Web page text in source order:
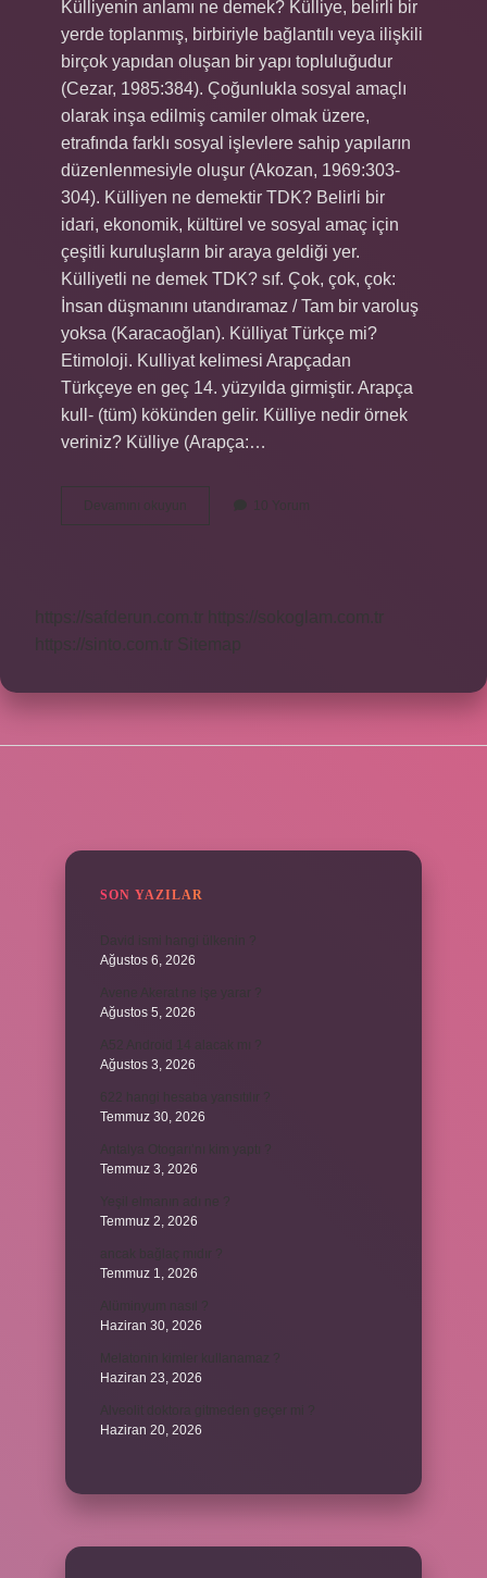
Külliyenin anlamı ne demek? Külliye, belirli bir
yerde toplanmış, birbiriyle bağlantılı veya ilişkili
birçok yapıdan oluşan bir yapı topluluğudur
(Cezar, 1985:384). Çoğunlukla sosyal amaçlı
olarak inşa edilmiş camiler olmak üzere,
etrafında farklı sosyal işlevlere sahip yapıların
düzenlenmesiyle oluşur (Akozan, 1969:303-
304). Külliyen ne demektir TDK? Belirli bir
idari, ekonomik, kültürel ve sosyal amaç için
çeşitli kuruluşların bir araya geldiği yer.
Külliyetli ne demek TDK? sıf. Çok, çok, çok:
İnsan düşmanını utandıramaz / Tam bir varoluş
yoksa (Karacaoğlan). Külliyat Türkçe mi?
Etimoloji. Kulliyat kelimesi Arapçadan
Türkçeye en geç 14. yüzyılda girmiştir. Arapça
kull- (tüm) kökünden gelir. Külliye nedir örnek
veriniz? Külliye (Arapça:…
Devamını okuyun
Ne
10 Yorum
https://safderun.com.tr
https://sokoglam.com.tr
https://sinto.com.tr
Sitemap
SON YAZILAR
Ağustos 6, 2026
Ağustos 5, 2026
Ağustos 3, 2026
Temmuz 30, 2026
Temmuz 3, 2026
Temmuz 2, 2026
Temmuz 1, 2026
Haziran 30, 2026
Haziran 23, 2026
Haziran 20, 2026